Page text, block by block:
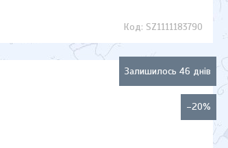
SZ1111183790
–20%
Залишилось 46 днів